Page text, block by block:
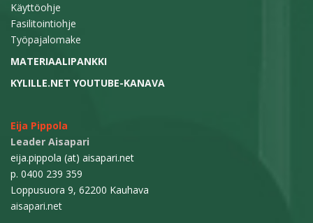
Käyttöohje
Fasilitointiohje
Työpajalomake
MATERIAALIPANKKI
KYLILLE.NET YOUTUBE-KANAVA
Eija Pippola
Leader Aisapari
eija.pippola (at) aisapari.net
p. 0400 239 359
Loppusuora 9, 62200 Kauhava
aisapari.net